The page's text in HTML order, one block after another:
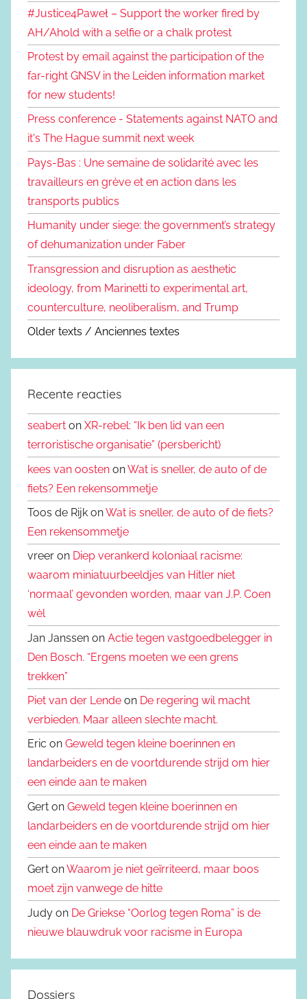
#Justice4Paweł – Support the worker fired by
AH/Ahold with a selfie or a chalk protest
Protest by email against the participation of the
far-right GNSV in the Leiden information market
for new students!
Press conference - Statements against NATO and
it's The Hague summit next week
Pays-Bas : Une semaine de solidarité avec les
travailleurs en grève et en action dans les
transports publics
Humanity under siege: the government’s strategy
of dehumanization under Faber
Transgression and disruption as aesthetic
ideology, from Marinetti to experimental art,
counterculture, neoliberalism, and Trump
Older texts / Anciennes textes
Recente reacties
seabert on XR-rebel: “Ik ben lid van een
terroristische organisatie” (persbericht)
kees van oosten onWat is sneller, de auto of de
fiets? Een rekensommetje
Toos de Rijk onWat is sneller, de auto of de fiets?
Een rekensommetje
vreer on Diep verankerd koloniaal racisme:
waarom miniatuurbeeldjes van Hitler niet
‘normaal’ gevonden worden, maar van J.P. Coen
wèl
Jan Janssen on Actie tegen vastgoedbelegger in
Den Bosch. “Ergens moeten we een grens
trekken”
Piet van der Lende on De regering wil macht
verbieden. Maar alleen slechte macht.
Eric on Geweld tegen kleine boerinnen en
landarbeiders en de voortdurende strijd om hier
een einde aan te maken
Gert on Geweld tegen kleine boerinnen en
landarbeiders en de voortdurende strijd om hier
een einde aan te maken
Gert onWaarom je niet geïrriteerd, maar boos
moet zijn vanwege de hitte
Judy on De Griekse “Oorlog tegen Roma” is de
nieuwe blauwdruk voor racisme in Europa
Dossiers